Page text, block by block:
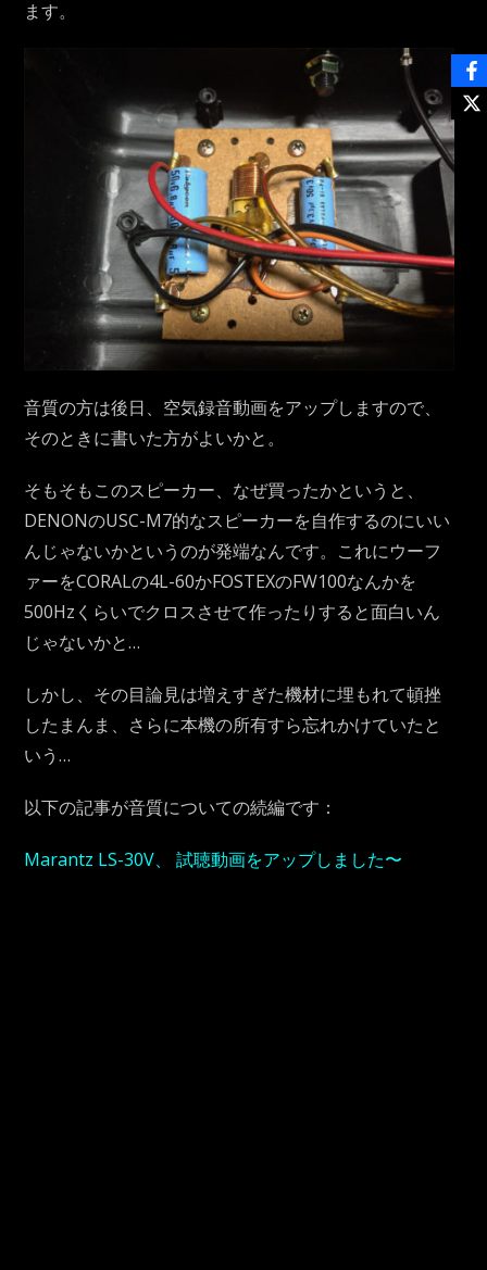
ます。
音質の方は後日、空気録音動画をアップしますので、
そのときに書いた方がよいかと。
そもそもこのスピーカー、なぜ買ったかというと、
DENONのUSC-M7的なスピーカーを自作するのにいい
んじゃないかというのが発端なんです。これにウーフ
ァーをCORALの4L-60かFOSTEXのFW100なんかを
500Hzくらいでクロスさせて作ったりすると面白いん
じゃないかと…
しかし、その目論見は増えすぎた機材に埋もれて頓挫
したまんま、さらに本機の所有すら忘れかけていたと
いう…
以下の記事が音質についての続編です：
Marantz LS-30V、 試聴動画をアップしました〜